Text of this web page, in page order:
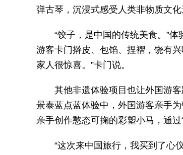
弹古琴，沉浸式感受人类非物质文
“饺子，是中国的传统美食。”
游客卡门擀皮、包馅、捏褶，饶有
家人很惊喜。”卡门说。
其他非遗体验项目也让外国游
景泰蓝点蓝体验中，外国游客亲手
亲手创作憨态可掬的彩塑小马，通过
“这次来中国旅行，我买到了心